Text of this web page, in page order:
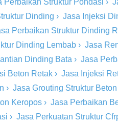
Perbaikan Struktur Pondasi ›
Dinding › Jasa Injeksi
Perbaikan Struktur Dinding
Dinding Lembab › Jasa
Dinding Bata › Jasa
Beton Retak › Jasa Injeksi
› Jasa Grouting Struktur Beton
Keropos › Jasa Perbaikan
› Jasa Perkuatan Struktur